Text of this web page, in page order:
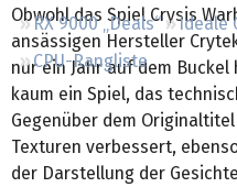
RX 9000 „Deals“
Ideale
CPU-Rangliste
Obwohl das Spiel Crysis
ansässigen Hersteller
nur ein Jahr auf dem
kaum ein Spiel, das
Gegenüber dem
Texturen verbessert,
der Darstellung der